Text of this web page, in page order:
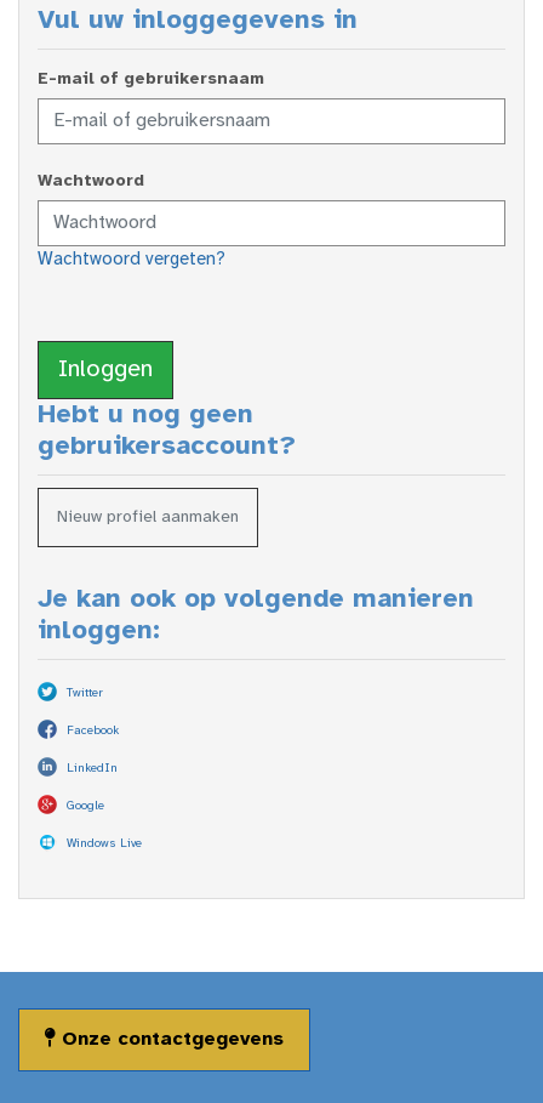
Vul uw inloggegevens in
E-mail of gebruikersnaam
Wachtwoord
Wachtwoord vergeten?
Inloggen
Hebt u nog geen
gebruikersaccount?
Nieuw profiel aanmaken
Je kan ook op volgende manieren
inloggen:
Twitter
Facebook
LinkedIn
Google
Windows Live
Onze contactgegevens